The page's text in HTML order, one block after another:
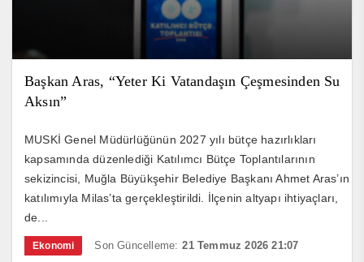
Başkan Aras, “Yeter Ki Vatandaşın Çeşmesinden Su
Aksın”
MUSKİ Genel Müdürlüğünün 2027 yılı bütçe hazırlıkları
kapsamında düzenlediği Katılımcı Bütçe Toplantılarının
sekizincisi, Muğla Büyükşehir Belediye Başkanı Ahmet Aras’ın
katılımıyla Milas’ta gerçekleştirildi. İlçenin altyapı ihtiyaçları,
de...
Ekonomi Son Güncelleme: 21 Temmuz 2026 21:07